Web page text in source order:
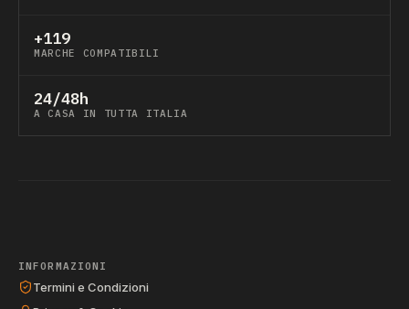
+119
MARCHE COMPATIBILI
24/48h
A CASA IN TUTTA ITALIA
INFORMAZIONI
Termini e Condizioni